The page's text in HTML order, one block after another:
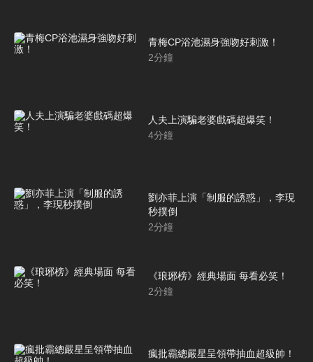
青梅CP浴池濕身強吻好刺激！
2分鐘
人夫上演騙老婆戲碼超爆笑！
4分鐘
劉亦菲上演「制服的誘惑」，李現
秒撲倒
2分鐘
《琅琊榜》經典場面 每看必笑！
2分鐘
瘋批霸總嚴星呈領帶抽血超級帥！